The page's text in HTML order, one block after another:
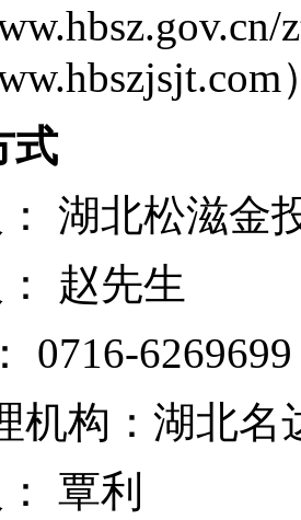
式
湖北松滋金
赵先生
0716-6269699
机构：湖北名
覃利